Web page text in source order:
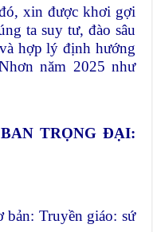
xin được khơi gợi
ta suy tư, đào sâu
hợp lý định hướng
năm 2025 như
TRỌNG ĐẠI:
bản: Truyền giáo: sứ